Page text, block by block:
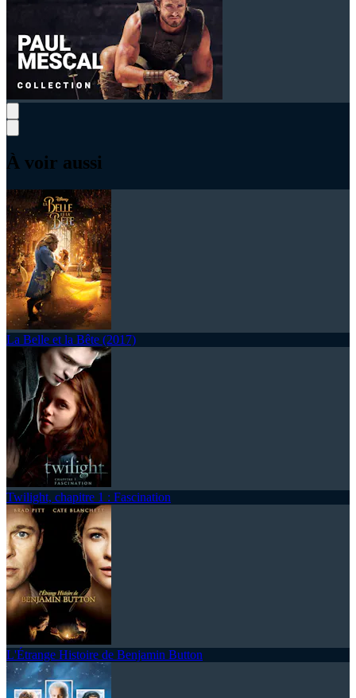
À voir aussi
La Belle et la Bête (2017)
Twilight, chapitre 1 : Fascination
L'Étrange Histoire de Benjamin Button